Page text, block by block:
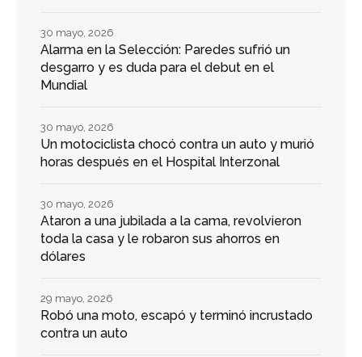
Alarma en la Selección: Paredes sufrió un
desgarro y es duda para el debut en el
Mundial
30 mayo, 2026
Un motociclista chocó contra un auto y murió
horas después en el Hospital Interzonal
30 mayo, 2026
Ataron a una jubilada a la cama, revolvieron
toda la casa y le robaron sus ahorros en
dólares
30 mayo, 2026
Robó una moto, escapó y terminó incrustado
contra un auto
29 mayo, 2026